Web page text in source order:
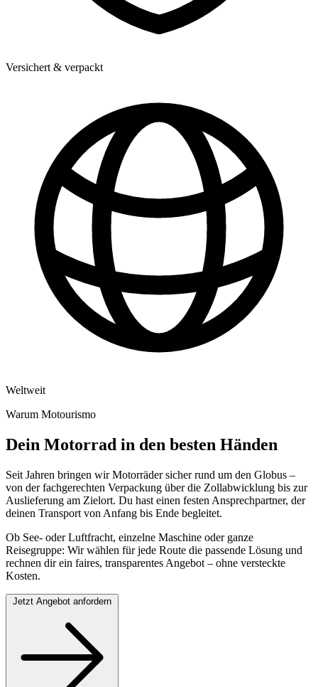
Versichert & verpackt
Weltweit
Warum Motourismo
Dein Motorrad in den besten Händen
Seit Jahren bringen wir Motorräder sicher rund um den Globus –
von der fachgerechten Verpackung über die Zollabwicklung bis zur
Auslieferung am Zielort. Du hast einen festen Ansprechpartner, der
deinen Transport von Anfang bis Ende begleitet.
Ob See- oder Luftfracht, einzelne Maschine oder ganze
Reisegruppe: Wir wählen für jede Route die passende Lösung und
rechnen dir ein faires, transparentes Angebot – ohne versteckte
Kosten.
Jetzt Angebot anfordern